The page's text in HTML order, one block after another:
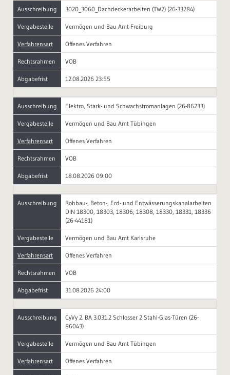
Ausschreibung 3020_3060_Dachdeckerarbeiten (TW2) (26-33284)
Vergabestelle Vermögen und Bau Amt Freiburg
Verfahrensart Offenes Verfahren
Rechtsrahmen VOB
Abgabefrist 12.08.2026 23:55
Ausschreibung Elektro, Stark- und Schwachstromanlagen (26-86233)
Vergabestelle Vermögen und Bau Amt Tübingen
Verfahrensart Offenes Verfahren
Rechtsrahmen VOB
Abgabefrist 18.08.2026 09:00
Ausschreibung
Rohbau-, Beton-, Erd- und Entwässerungskanalarbeiten
DIN 18300, 18303, 18306, 18308, 18330, 18331, 18336
(26-44181)
Vergabestelle Vermögen und Bau Amt Karlsruhe
Verfahrensart Offenes Verfahren
Rechtsrahmen VOB
Abgabefrist 31.08.2026 24:00
Ausschreibung
CyVy 2. BA 3.031.2 Schlosser 2 Stahl-Glas-Türen (26-
86043)
Vergabestelle Vermögen und Bau Amt Tübingen
Verfahrensart Offenes Verfahren